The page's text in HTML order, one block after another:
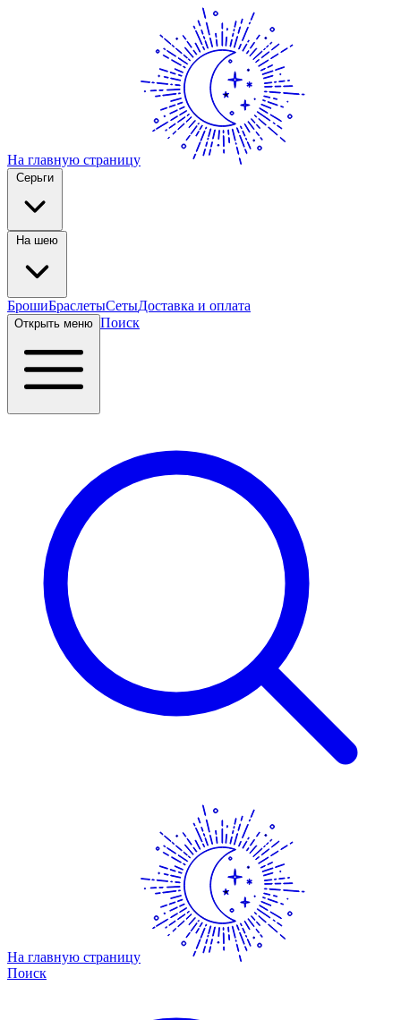
На главную страницу
БрошиБраслетыСетыДоставка и оплата
Открыть меню Поиск
На главную страницу
Поиск